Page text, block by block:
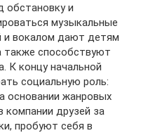
обстановку и
музыкальные
и вокалом дают детям
способствуют
К концу начальной
социальную роль:
основании жанровых
компании друзей за
пробуют себя в